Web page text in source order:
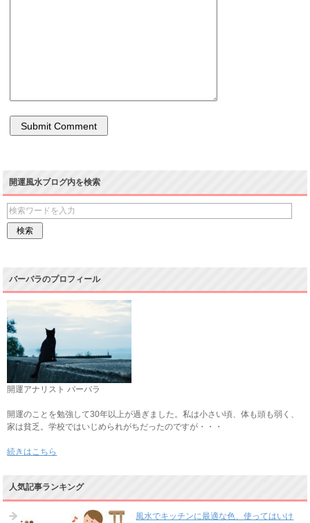
開運風水ブログ内を検索
バーバラのプロフィール
開運アナリスト バーバラ
開運のことを勉強して30年以上が過ぎました。私は小さい頃、体も頭も弱く、
家は貧乏。学校ではいじめられがちだったのですが・・・
続きはこちら
人気記事ランキング
風水でキッチンに最適な色、使ってはいけ